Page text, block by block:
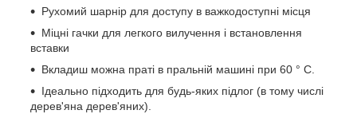
Рухомий шарнір для доступу в важкодоступні місця
Міцні гачки для легкого вилучення і встановлення
вставки
Вкладиш можна праті в пральній машині при 60 ° C.
Ідеально підходить для будь-яких підлог (в тому числі
дерев'яна дерев'яних).